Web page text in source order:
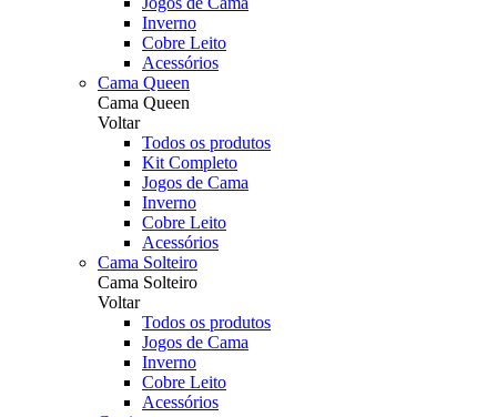
Inverno
Cobre Leito
Acessórios
Cama Queen
Cama Queen
Voltar
Todos os produtos
Kit Completo
Jogos de Cama
Inverno
Cobre Leito
Acessórios
Cama Solteiro
Cama Solteiro
Voltar
Todos os produtos
Jogos de Cama
Inverno
Cobre Leito
Acessórios